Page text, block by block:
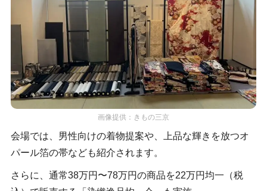
画像提供：きもの三京
会場では、男性向けの着物提案や、上品な輝きを放つオ
パール箔の帯なども紹介されます。
さらに、通常38万円〜78万円の商品を22万円均一（税